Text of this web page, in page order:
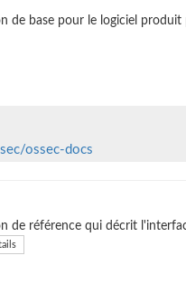
de base pour le logiciel produit
ossec-docs
de référence qui décrit